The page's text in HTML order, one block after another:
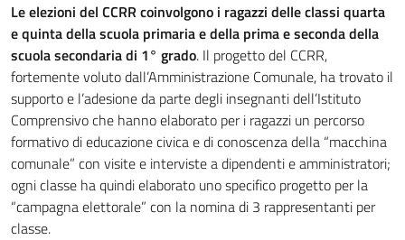
Le elezioni del CCRR coinvolgono i ragazzi delle classi quarta
e quinta della scuola primaria e della prima e seconda della
scuola secondaria di 1° grado. Il progetto del CCRR,
fortemente voluto dall’Amministrazione Comunale, ha trovato il
supporto e l’adesione da parte degli insegnanti dell’Istituto
Comprensivo che hanno elaborato per i ragazzi un percorso
formativo di educazione civica e di conoscenza della “macchina
comunale” con visite e interviste a dipendenti e amministratori;
ogni classe ha quindi elaborato uno specifico progetto per la
“campagna elettorale” con la nomina di 3 rappresentanti per
classe.